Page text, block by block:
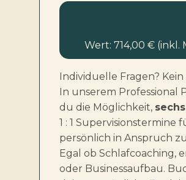
Wert: 714,00 € (inkl.
Individuelle Fragen?
In unserem Professional
du die Möglichkeit,
1 : 1 Supervisionstermine
persönlich in Anspruch
Egal ob Schlafcoaching,
oder Businessaufbau.